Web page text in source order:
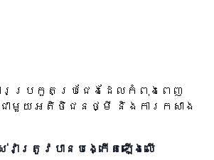
រប្រកួតប្រជែងដែលកំពុងពេញ
ាមួយអតិថិជនថ្មី និងការកសាង
ត្រូវបានបង្កើតឡើងលើ